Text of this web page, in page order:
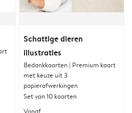
Schattige dieren
illustraties
Bedankkaarten | Premium kaart
met keuze uit 3
papierafwerkingen
Set van 10 kaarten
Vanaf